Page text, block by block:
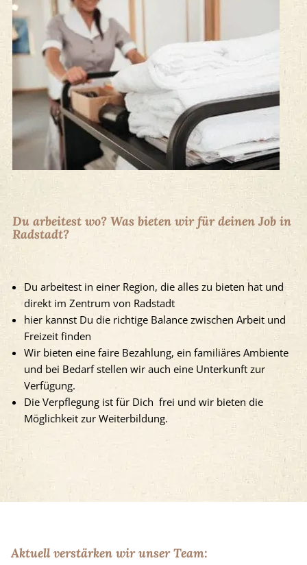
Du arbeitest wo? Was bieten wir für deinen Job in
Radstadt?
Du arbeitest in einer Region, die alles zu bieten hat und
direkt im Zentrum von Radstadt
hier kannst Du die richtige Balance zwischen Arbeit und
Freizeit finden
Wir bieten eine faire Bezahlung, ein familiäres Ambiente
und bei Bedarf stellen wir auch eine Unterkunft zur
Verfügung.
Die Verpflegung ist für Dich frei und wir bieten die
Möglichkeit zur Weiterbildung.
Aktuell verstärken wir unser Team: